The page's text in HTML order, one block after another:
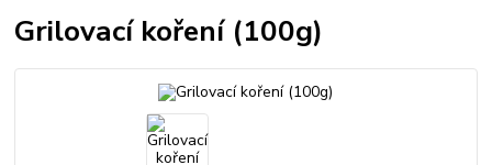
Grilovací koření (100g)